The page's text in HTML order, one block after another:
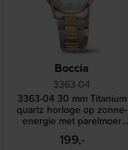
Boccia
3363-04
3363-04 30 mm Titanium
quartz horloge op zonne-
energie met parelmoer
wijzerplaat
199,-